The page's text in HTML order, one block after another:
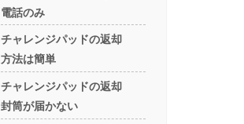
電話のみ
チャレンジパッドの返却
方法は簡単
チャレンジパッドの返却
封筒が届かない